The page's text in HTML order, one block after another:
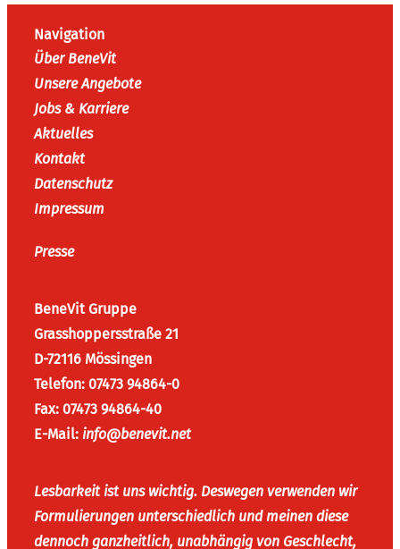
Navigation
Über BeneVit
Unsere Angebote
Jobs & Karriere
Aktuelles
Kontakt
Datenschutz
Impressum
Presse
BeneVit Gruppe
Grasshoppersstraße 21
D-72116 Mössingen
Telefon: 07473 94864-0
Fax: 07473 94864-40
E-Mail: info@benevit.net
Lesbarkeit ist uns wichtig. Deswegen verwenden wir
Formulierungen unterschiedlich und meinen diese
dennoch ganzheitlich, unabhängig von Geschlecht,